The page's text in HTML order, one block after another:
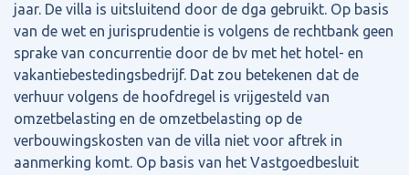
jaar. De villa is uitsluitend door de dga gebruikt. Op basis
van de wet en jurisprudentie is volgens de rechtbank geen
sprake van concurrentie door de bv met het hotel- en
vakantiebestedingsbedrijf. Dat zou betekenen dat de
verhuur volgens de hoofdregel is vrijgesteld van
omzetbelasting en de omzetbelasting op de
verbouwingskosten van de villa niet voor aftrek in
aanmerking komt. Op basis van het Vastgoedbesluit